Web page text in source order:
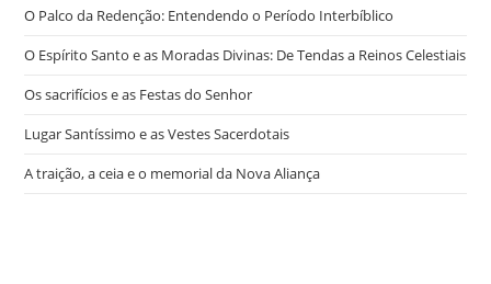
O Palco da Redenção: Entendendo o Período Interbíblico
O Espírito Santo e as Moradas Divinas: De Tendas a Reinos Celestiais
Os sacrifícios e as Festas do Senhor
Lugar Santíssimo e as Vestes Sacerdotais
A traição, a ceia e o memorial da Nova Aliança